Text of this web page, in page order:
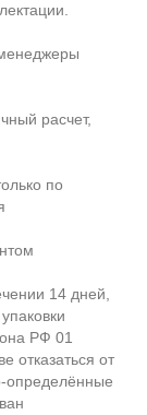
расчет,
по
14 дней,
РФ 01
отказаться от
определённые